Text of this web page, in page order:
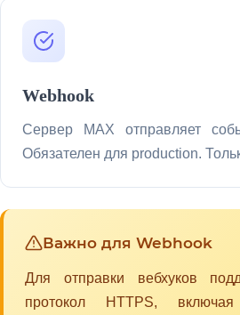
Webhook
Сервер MAX отправляет
Обязателен для production.
Важно для Webhook
Для отправки вебхуков
протокол HTTPS, включая